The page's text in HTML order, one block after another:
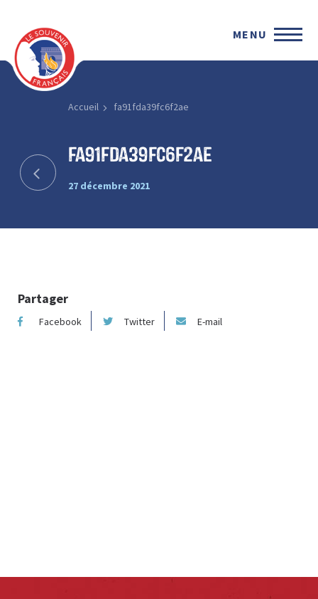
MENU
Accueil fa91fda39fc6f2ae
fa91fda39fc6f2ae
27 décembre 2021
Partager
Facebook Twitter E-mail